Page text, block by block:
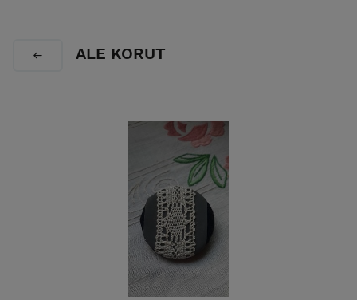
rakkaudesta vanhoihin astioihin, sekä puuhun ja
valitaan ekomateriaaleista. Tuotteet syntyvät
rakkaudesta luontoon ja ekologisuuteen, niissä
hyödynnetään monenlaisia käsityötekniikoita. Tee se
itse tuotteista löydät hauskoja settejä itse tehtäviin
kierrätys tuotteisiin.
Mahdollista tilata myös puusepän mittatilaustöitä ja
vanhojen huonekalujen kunnostusta vanhaa
kunnioittaen ota yhteyttä sähköpostilla.
riikkametso@gmail.comEkoRisain verstas y-
ALE KORUT